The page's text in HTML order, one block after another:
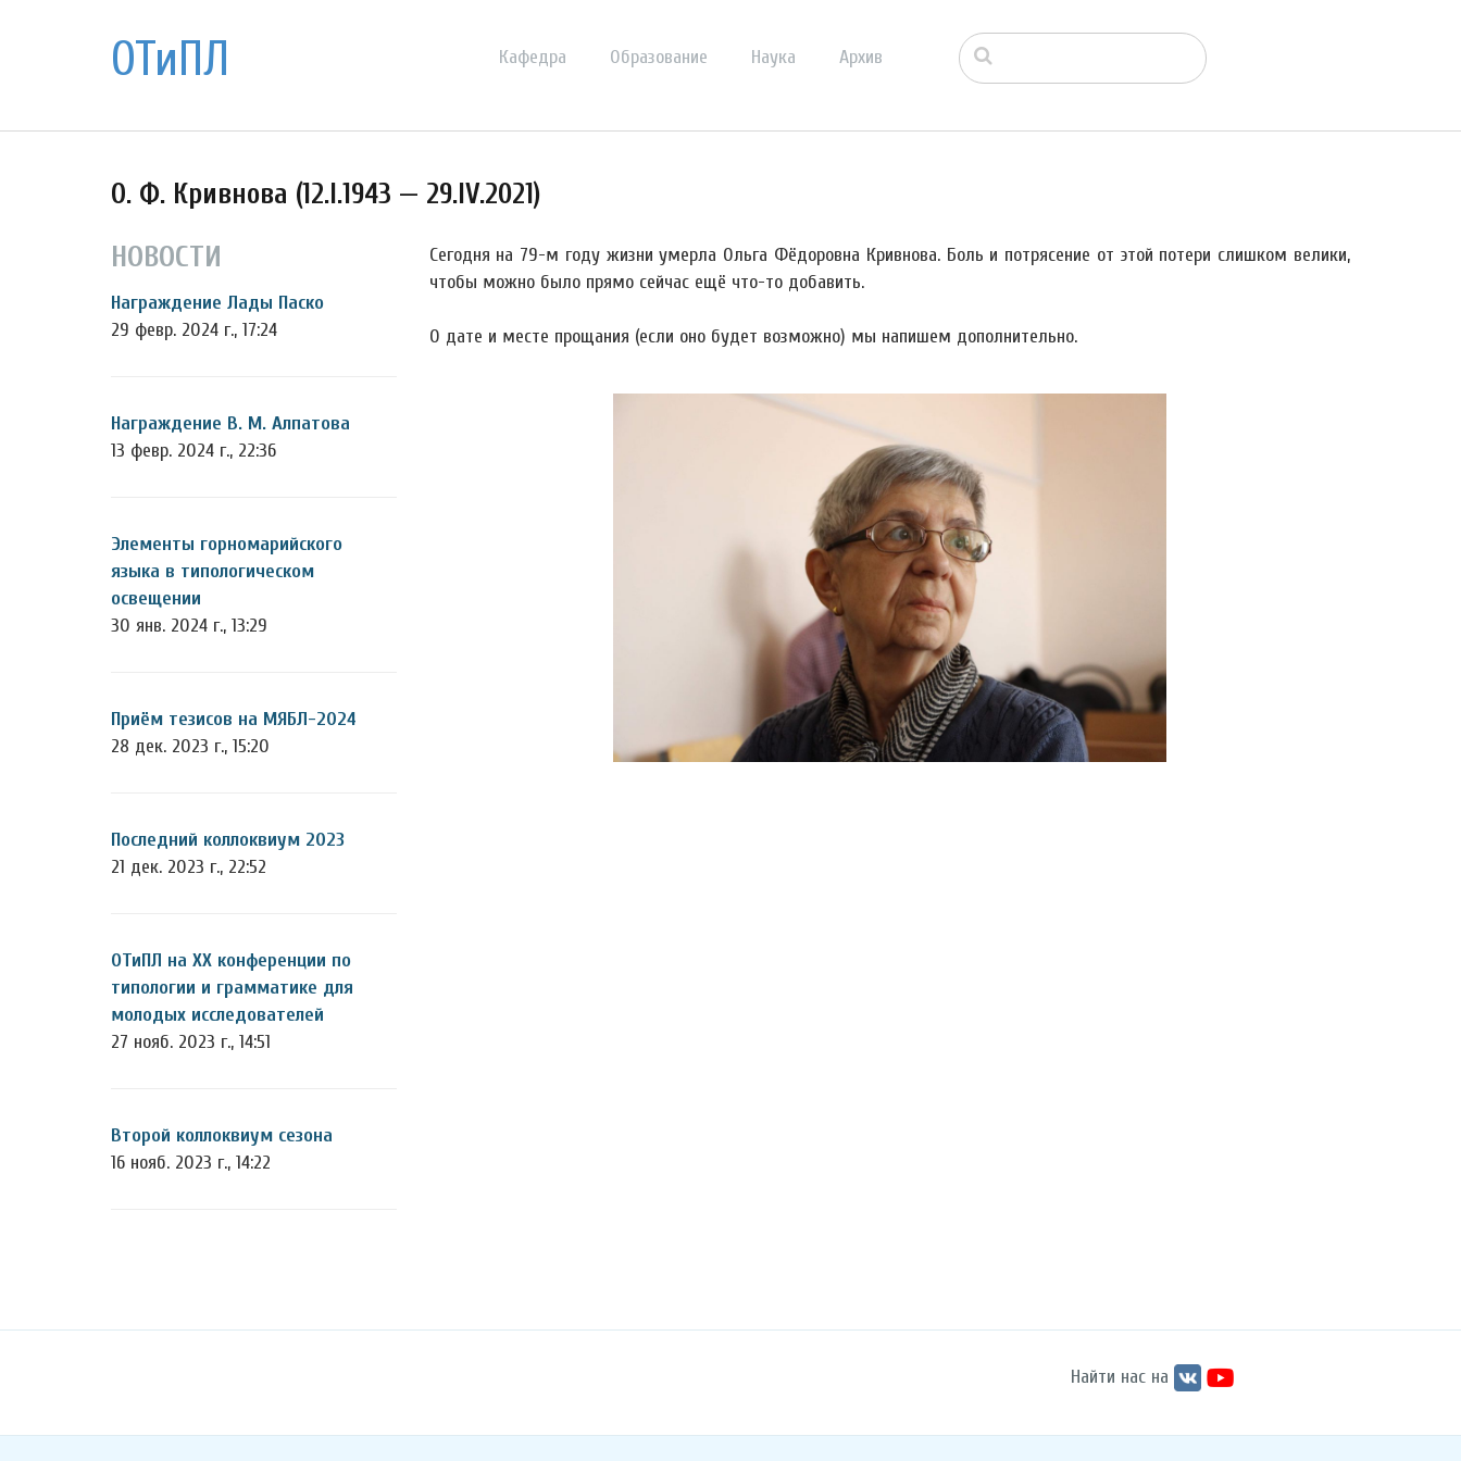
ОТиПЛ Кафедра Образование Наука Архив
О. Ф. Кривнова (12.I.1943 — 29.IV.2021)
НОВОСТИ
Награждение Лады Паско
29 февр. 2024 г., 17:24
Награждение В. М. Алпатова
13 февр. 2024 г., 22:36
Элементы горномарийского
языка в типологическом
освещении
30 янв. 2024 г., 13:29
Приём тезисов на МЯБЛ-2024
28 дек. 2023 г., 15:20
Последний коллоквиум 2023
21 дек. 2023 г., 22:52
ОТиПЛ на XX конференции по
типологии и грамматике для
молодых исследователей
27 нояб. 2023 г., 14:51
Второй коллоквиум сезона
16 нояб. 2023 г., 14:22
Сегодня на 79-м году жизни умерла Ольга Фёдоровна Кривнова. Боль и потрясение от этой потери слишком велики,
чтобы можно было прямо сейчас ещё что-то добавить.
О дате и месте прощания (если оно будет возможно) мы напишем дополнительно.
Найти нас на